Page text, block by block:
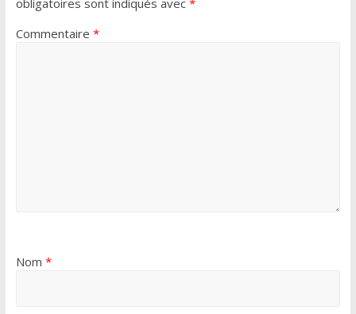
obligatoires sont indiqués avec *
Commentaire *
Nom *